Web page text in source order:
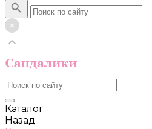
Каталог
Назад